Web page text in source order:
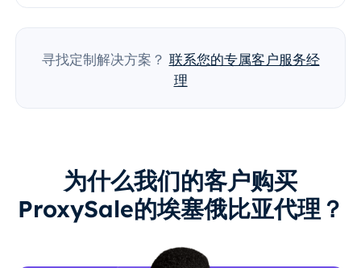
寻找定制解决方案？ 联系您的专属客户服务经
理
为什么我们的客户购买
ProxySale的埃塞俄比亚代理？